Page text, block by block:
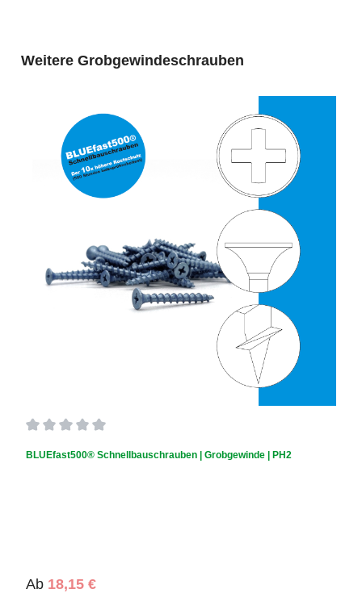
Produktgalerie überspringen
Weitere Grobgewindeschrauben
BLUEfast500® Schnellbauschrauben | Grobgewinde | PH2
Regulärer Preis:
Ab 18,15 €